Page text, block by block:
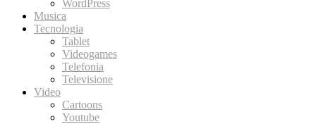
WordPress
Musica
Tecnologia
Tablet
Videogames
Telefonia
Televisione
Video
Cartoons
Youtube